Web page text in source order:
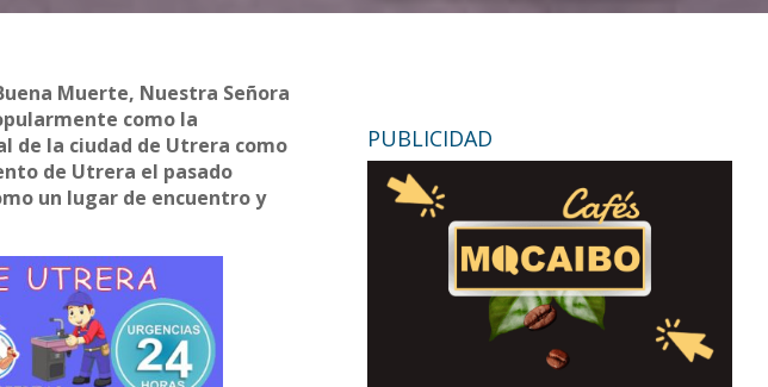
Muerte, Nuestra Señora
como la
de la ciudad de Utrera como
de Utrera el pasado
un lugar de encuentro y
PUBLICIDAD